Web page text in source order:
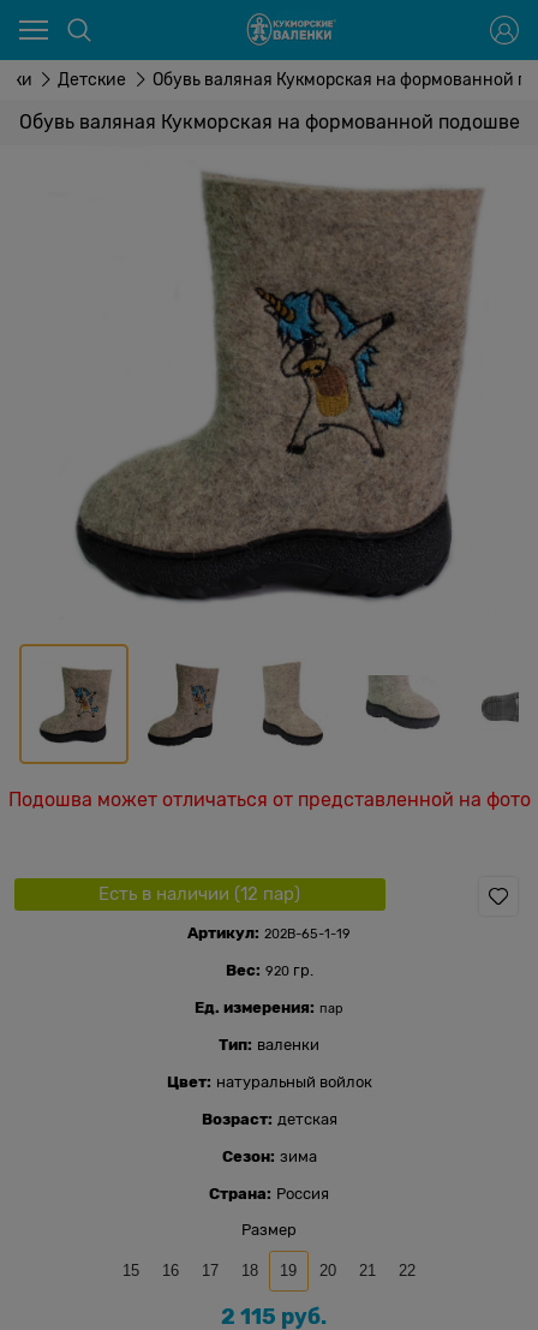
Детские Обувь валяная Кукморская на формованной
Обувь валяная Кукморская на формованной подошве
Подошва может отличаться от представленной на фото
Есть в наличии (12 пар)
Артикул: 202В-65-1-19
Вес: 920гр.
Ед. измерения: пар
Тип: валенки
Цвет: натуральный войлок
Возраст: детская
Сезон: зима
Страна: Россия
Размер
15 16 17 18 19 20 21 22
2 115 руб.